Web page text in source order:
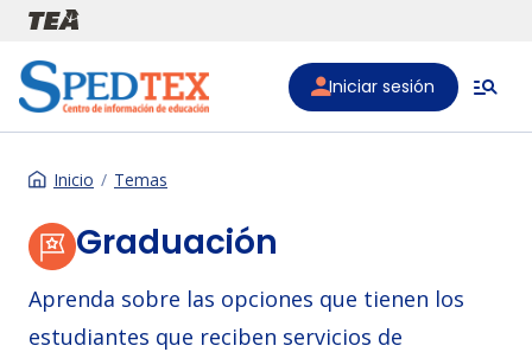
Pasar al contenido principal
Iniciar sesión
Inicio Temas
Graduación
Aprenda sobre las opciones que tienen los
estudiantes que reciben servicios de